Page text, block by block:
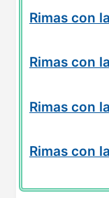
Rimas con
Rimas con
Rimas con
Rimas con